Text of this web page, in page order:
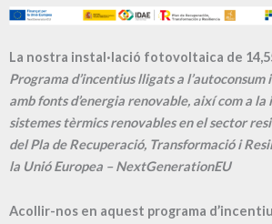
La nostra instal·lació fotovoltaica de
Programa d’incentius lligats a l’autoconsum
amb fonts d’energia renovable, així com a
sistemes tèrmics renovables en el sector
del Pla de Recuperació, Transformació i
la Unió Europea – NextGenerationEU
Acollir-nos en aquest programa